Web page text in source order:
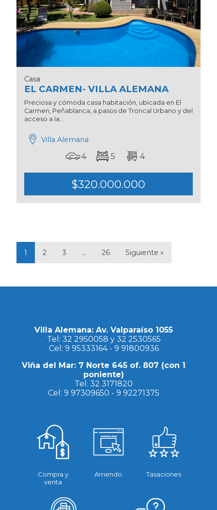
Casa
EL CARMEN- VILLA ALEMANA
Preciosa y cómoda casa habitación, ubicada en El
Carmen, Peñablanca, a pasos de Troncal Urbano y del
acceso a la...
Villa Alemana
4 5 4
$320.000.000
1 2 3 … 26 Siguiente »
Villa Alemana: Av. Valparaíso 1055
Tel: 32 2950058 y 32 2530565
Cel: 9 95333164- 9 91800936
Viña del Mar: 7 Norte 645 of. 807 (con 1
poniente)
Tel:32 3171820
Cel:9 97309650 -9 92271375
Compra y
venta
Arriendo Tasaciones